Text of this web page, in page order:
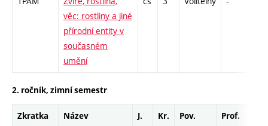
věc: rostliny a jiné
přírodní entity v
současném
umění
2. ročník, zimní semestr
Zkratka Název J. Kr. Pov. Prof.